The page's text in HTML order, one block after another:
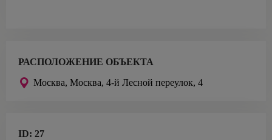
РАСПОЛОЖЕНИЕ ОБЪЕКТА
Москва, Москва, 4-й Лесной переулок, 4
ID: 27